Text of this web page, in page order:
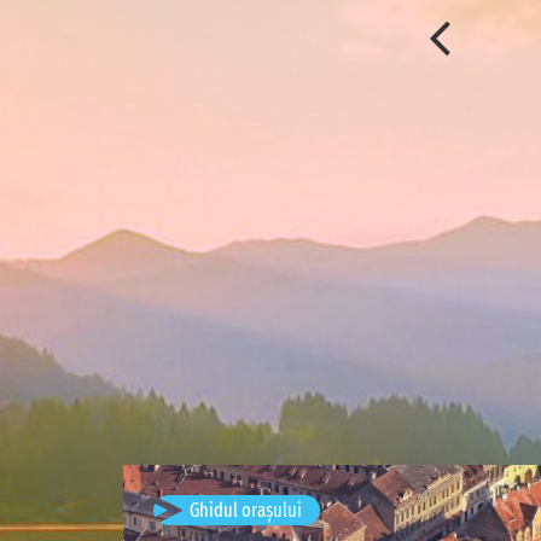
Ghidul orașului Brașov, România